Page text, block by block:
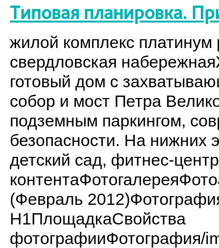
Типовая планировка.
жилой комплекс платинум
свердловская
готовый дом с
собор и мост Петра
подземным паркингом,
безопасности. На нижних
детский сад, фитнес-
(Февраль
H1ПлощадкаСвойства
фотографииФотография/